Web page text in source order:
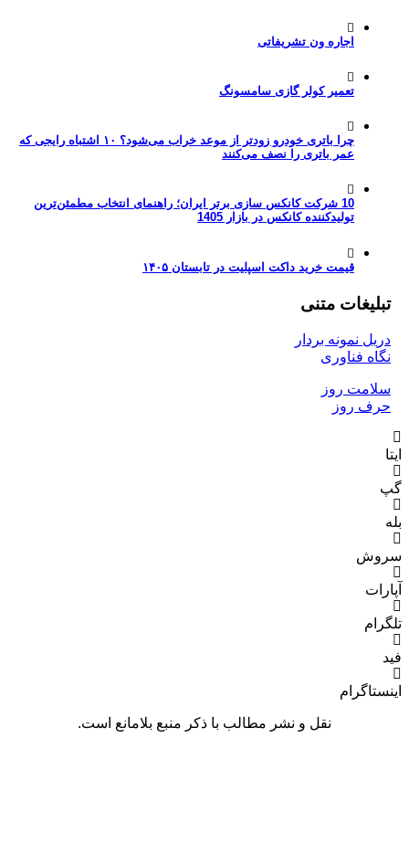
اجاره ون تشریفاتی
تعمیر کولر گازی سامسونگ
چرا باتری خودرو زودتر از موعد خراب می‌شود؟ ۱۰ اشتباه رایجی که
عمر باتری را نصف می‌کنند
10 شرکت کانکس سازی برتر ایران؛ راهنمای انتخاب مطمئن‌ترین
تولیدکننده کانکس در بازار 1405
قیمت خرید داکت اسپلیت در تابستان ۱۴۰۵
متنی
بردار
روز
نقل و نشر مطالب با ذکر منبع بلامانع است.